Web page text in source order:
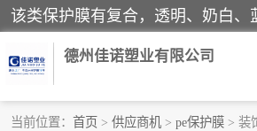
德州佳诺塑业有限公司
当前位置： 首页 > 供应商机 > pe保护膜 > 装